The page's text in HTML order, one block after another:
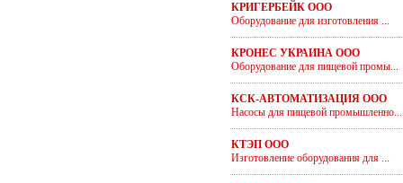
КРИГЕРБЕЙК ООО
Оборудование для изготовления ...
КРОНЕС УКРАИНА ООО
Оборудование для пищевой промы...
КСК-АВТОМАТИЗАЦИЯ ООО
Насосы для пищевой промышленно...
КТЭП ООО
Изготовление оборудования для ...